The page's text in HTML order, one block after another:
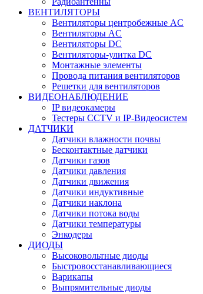
ВЕНТИЛЯТОРЫ
Вентиляторы центробежные AC
Вентиляторы AC
Вентиляторы DC
Вентиляторы-улитка DC
Монтажные элементы
Провода питания вентиляторов
Решетки для вентиляторов
ВИДЕОНАБЛЮДЕНИЕ
IP видеокамеры
Тестеры CCTV и IP-Видеосистем
ДАТЧИКИ
Датчики влажности почвы
Бесконтактные датчики
Датчики газов
Датчики давления
Датчики движения
Датчики индуктивные
Датчики наклона
Датчики потока воды
Датчики температуры
Энкодеры
ДИОДЫ
Высоковольтные диоды
Быстровосстанавливающиеся
Варикапы
Выпрямительные диоды